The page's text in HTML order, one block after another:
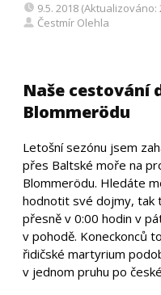
9.5. 2018 (Aktualizováno:
Čestmír Olehla
Naše cestování
Blommerödu
Letošní sezónu jsem
přes Baltské moře na
Blommerödu. Hledáte
hodnotit své dojmy, tak
přesně v 0:00 hodin v
v pohodě. Koneckonců
řidičské martyrium
v jednom pruhu po